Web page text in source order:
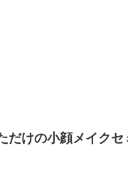
だけの小顔メイクセ